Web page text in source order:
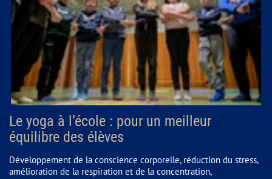
Le yoga à l’école : pour un meilleur
équilibre des élèves
Développement de la conscience corporelle, réduction du stress,
amélioration de la respiration et de la concentration,